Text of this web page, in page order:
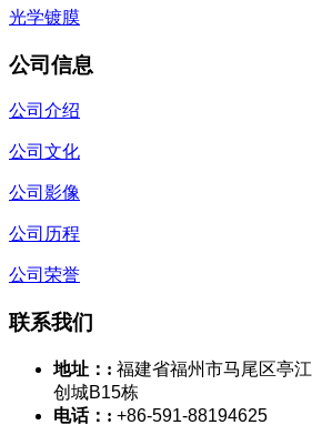
光学镀膜
公司信息
公司介绍
公司文化
公司影像
公司历程
公司荣誉
联系我们
地址：: 福建省福州市马尾区亭
创城B15栋
电话：: +86-591-88194625